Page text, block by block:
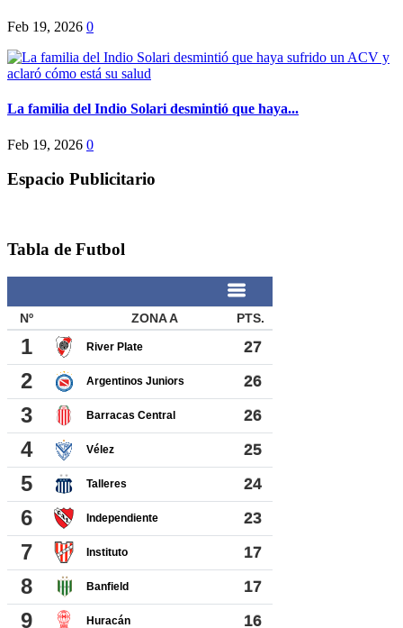
Feb 19, 2026 0
La familia del Indio Solari desmintió que haya...
Feb 19, 2026 0
Espacio Publicitario
Tabla de Futbol